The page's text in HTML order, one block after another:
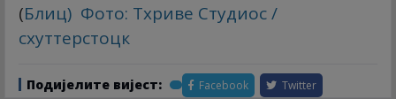
(Блиц) Фото: Тхриве Студиос /
схуттерстоцк
Подијелите вијест: Facebook Twitter